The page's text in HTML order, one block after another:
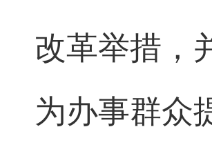
改革举措，
为办事群众